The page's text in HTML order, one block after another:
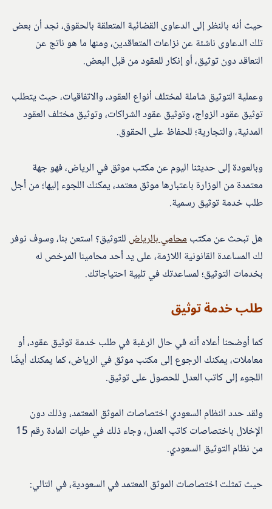
حيث أنه بالنظر إلى الدعاوى القضائية المتعلقة بالحقوق، نجد أن بعض
تلك الدعاوى ناشئة عن نزاعات المتعاقدين، ومنها ما هو ناتج عن
التعاقد دون توثيق، أو إنكار للعقود من قبل البعض.
وعملية التوثيق شاملة لمختلف أنواع العقود، والاتفاقيات، حيث يتطلب
توثيق عقود الزواج، وتوثيق عقود الشراكات، وتوثيق مختلف العقود
المدنية، والتجارية؛ للحفاظ على الحقوق.
وبالعودة إلى حديثنا اليوم عن مكتب موثق في الرياض، فهو جهة
معتمدة من الوزارة باعتبارها موثق معتمد، يمكنك اللجوء إليها؛ من أجل
طلب خدمة توثيق رسمية.
هل تبحث عن مكتبمحامي بالرياض للتوثيق؟ استعن بنا، وسوف نوفر
لك المساعدة القانونية اللازمة، على يد أحد محامينا المرخص له
بخدمات التوثيق؛ لمساعدتك في تلبية احتياجاتك.
طلب خدمة توثيق
كما أوضحنا أعلاه أنه في حال الرغبة في طلب خدمة توثيق عقود، أو
معاملات، يمكنك الرجوع إلى مكتب موثق في الرياض، كما يمكنك أيضًا
اللجوء إلى كاتب العدل للحصول على توثيق.
ولقد حدد النظام السعودي اختصاصات الموثق المعتمد، وذلك دون
الإخلال باختصاصات كاتب العدل، وجاء ذلك في طيات المادة رقم 15
من نظام التوثيق السعودي.
حيث تمثلت اختصاصات الموثق المعتمد في السعودية، في التالي: